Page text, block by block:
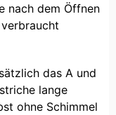
nach dem Öffnen
das A und
lange
ohne Schimmel